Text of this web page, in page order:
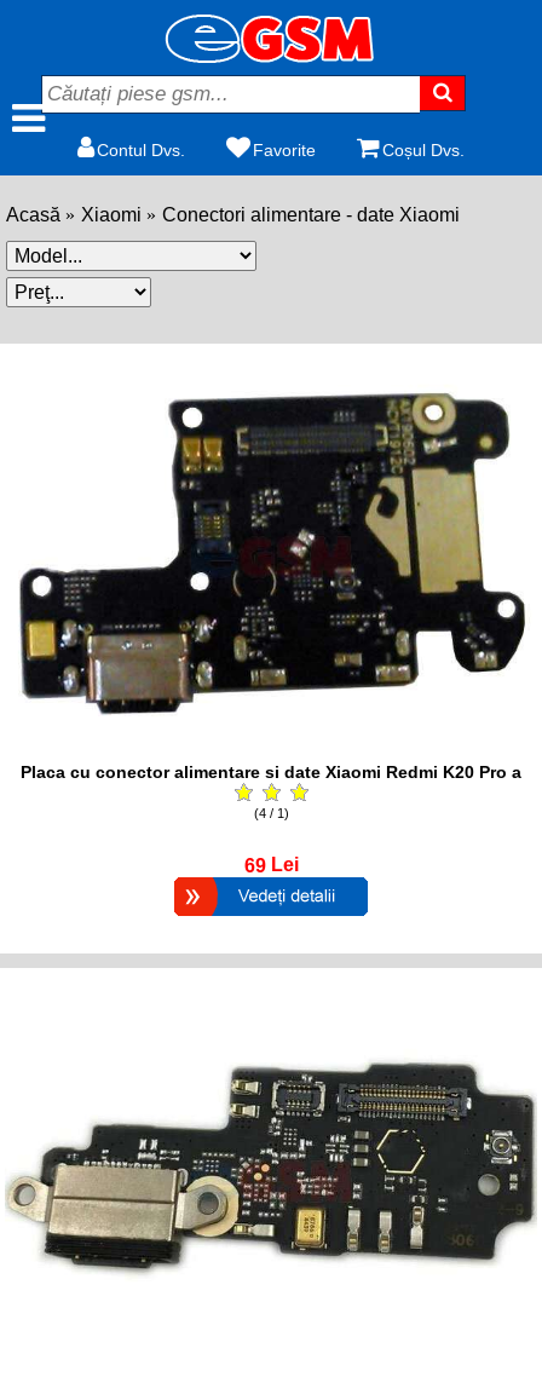
Contul Dvs. Favorite Coșul Dvs.
Acasă Xiaomi Conectori alimentare - date Xiaomi
Placa cu conector alimentare si date Xiaomi Redmi K20 Pro a
(4 / 1)
69 Lei